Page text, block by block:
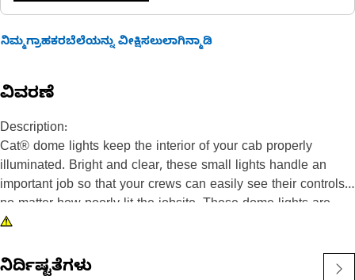
ನಿಮ್ಮಗ್ರಾಹಕರಬೆಲೆಯನ್ನು ವೀಕ್ಷಿಸಲುಲಾಗಿನ್ಮಾಡಿ
ವಿವರಣೆ
Description:
Cat® dome lights keep the interior of your cab properly
illuminated. Bright and clear, these small lights handle an
important job so that your crews can easily see their controls,
no matter how poorly lit the jobsite. These dome lights are
durable and are constructed to prevent environmental debris
interior dome lights.
ನಿರ್ದಿಷ್ಟತೆಗಳು